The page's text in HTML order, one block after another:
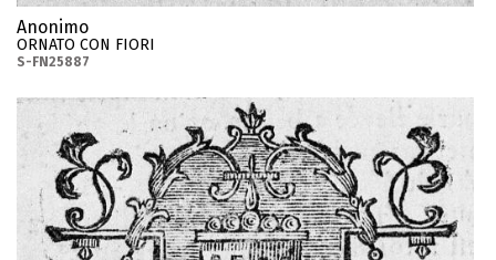
Anonimo
ORNATO CON FIORI
S-FN25887